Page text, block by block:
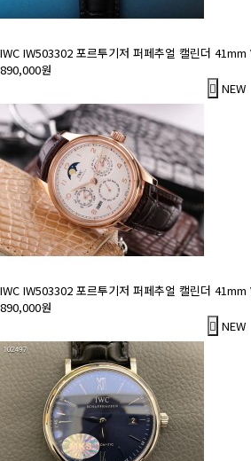
IWC IW503302 포르투기저 퍼페추얼 캘린더 41mm
890,000원
NEW
IWC IW503302 포르투기저 퍼페추얼 캘린더 41mm
890,000원
NEW